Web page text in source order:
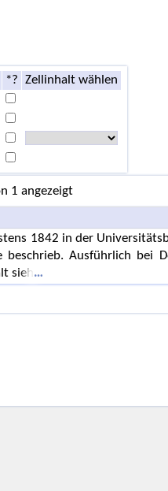
*?
Zellinhalt wählen
1 angezeigt
1842 in der
Ausführlich bei
sieh